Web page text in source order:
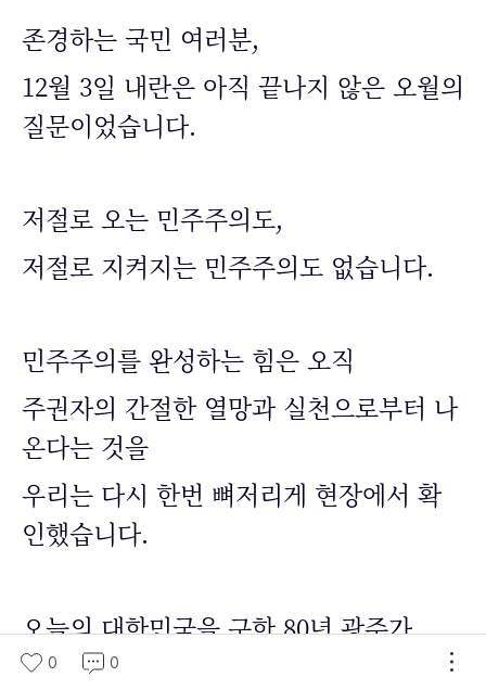
존경하는 국민 여러분,
12월 3일 내란은 아직 끝나지 않은 오월의
질문이었습니다.
저절로 오는 민주주의도,
저절로 지켜지는 민주주의도 없습니다.
민주주의를 완성하는 힘은 오직
주권자의 간절한 열망과 실천으로부터 나
온다는 것을
우리는 다시 한번 뼈저리게 현장에서 확
인했습니다.
오늘의 대한민국을 구한 80년 광주가
앞으로도 대한민국의 미래를 끊임없이 구
0 0